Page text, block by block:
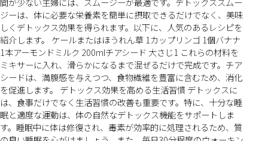
ジーは、体に必要な栄養素を簡単に摂取できるだけでなく、美味
しくデトックス効果を得られます。以下に、人気のあるレシピを
紹介します。 ケールまたはほうれん草 1カップリンゴ 1個バナナ
1本アーモンドミルク 200mlチアシード 大さじ1 これらの材料を
ミキサーに入れ、滑らかになるまで混ぜるだけで完成です。チア
シードは、満腹感を与えつつ、食物繊維を豊富に含むため、消化
を促進します。 デトックス効果を高める生活習慣 デトックスに
は、食事だけでなく生活習慣の改善も重要です。特に、十分な睡
眠と適度な運動は、体の自然なデトックス機能をサポートしま
す。睡眠中に体は修復され、毒素が効率的に処理されるため、質